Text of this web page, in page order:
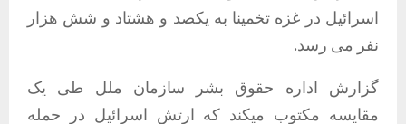
اسرائیل در غزه تخمینا به یکصد و هشتاد و شش هزار
نفر می رسد.
گزارش اداره حقوق بشر سازمان ملل طی یک
مقایسه مکتوب میکند که ارتش اسرائیل در حمله